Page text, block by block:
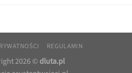
REGULAMIN
2026 © dluta.pl